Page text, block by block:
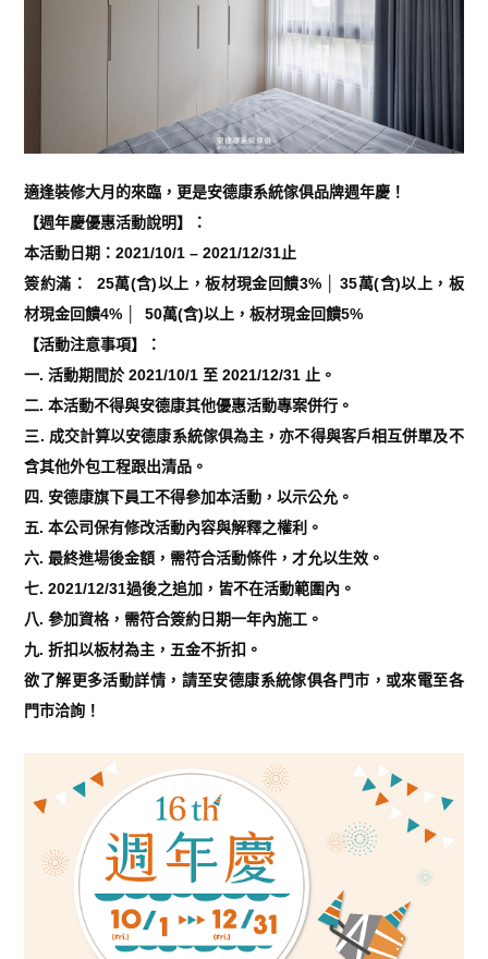
適逢裝修大月的來臨，更是安德康系統傢俱品牌週年慶！
【週年慶優惠活動說明】：
本活動日期：2021/10/1 – 2021/12/31止
簽約滿： 25萬(含)以上，板材現金回饋3% │ 35萬(含)以上，板
材現金回饋4% │ 50萬(含)以上，板材現金回饋5%
【活動注意事項】：
一. 活動期間於 2021/10/1 至 2021/12/31 止。
二. 本活動不得與安德康其他優惠活動專案併行。
三. 成交計算以安德康系統傢俱為主，亦不得與客戶相互併單及不
含其他外包工程跟出清品。
四. 安德康旗下員工不得參加本活動，以示公允。
五. 本公司保有修改活動內容與解釋之權利。
六. 最終進場後金額，需符合活動條件，才允以生效。
七. 2021/12/31過後之追加，皆不在活動範圍內。
八. 參加資格，需符合簽約日期一年內施工。
九. 折扣以板材為主，五金不折扣。
欲了解更多活動詳情，請至安德康系統傢俱各門市，或來電至各
門市洽詢！